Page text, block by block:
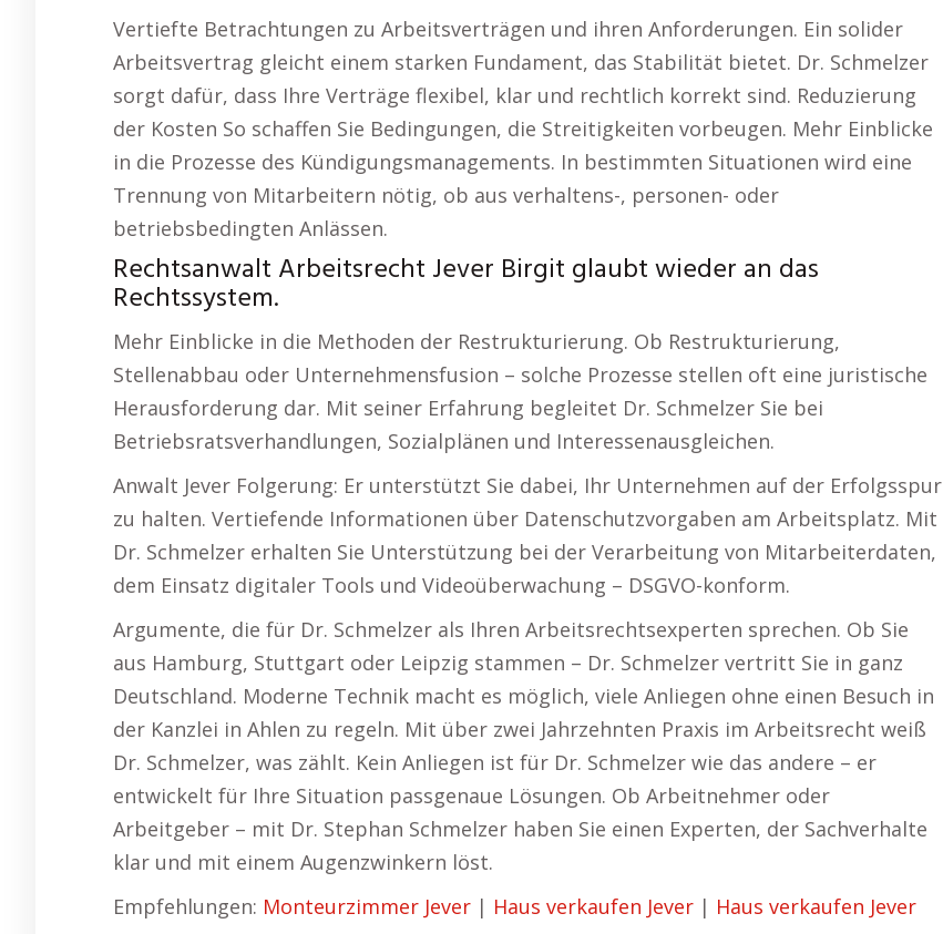
Vertiefte Betrachtungen zu Arbeitsverträgen und ihren Anforderungen. Ein solider
Arbeitsvertrag gleicht einem starken Fundament, das Stabilität bietet. Dr. Schmelzer
sorgt dafür, dass Ihre Verträge flexibel, klar und rechtlich korrekt sind. Reduzierung
der Kosten So schaffen Sie Bedingungen, die Streitigkeiten vorbeugen. Mehr Einblicke
in die Prozesse des Kündigungsmanagements. In bestimmten Situationen wird eine
Trennung von Mitarbeitern nötig, ob aus verhaltens-, personen- oder
betriebsbedingten Anlässen.
Rechtsanwalt Arbeitsrecht Jever Birgit glaubt wieder an das
Rechtssystem.
Mehr Einblicke in die Methoden der Restrukturierung. Ob Restrukturierung,
Stellenabbau oder Unternehmensfusion – solche Prozesse stellen oft eine juristische
Herausforderung dar. Mit seiner Erfahrung begleitet Dr. Schmelzer Sie bei
Betriebsratsverhandlungen, Sozialplänen und Interessenausgleichen.
Anwalt Jever Folgerung: Er unterstützt Sie dabei, Ihr Unternehmen auf der Erfolgsspur
zu halten. Vertiefende Informationen über Datenschutzvorgaben am Arbeitsplatz. Mit
Dr. Schmelzer erhalten Sie Unterstützung bei der Verarbeitung von Mitarbeiterdaten,
dem Einsatz digitaler Tools und Videoüberwachung – DSGVO-konform.
Argumente, die für Dr. Schmelzer als Ihren Arbeitsrechtsexperten sprechen. Ob Sie
aus Hamburg, Stuttgart oder Leipzig stammen – Dr. Schmelzer vertritt Sie in ganz
Deutschland. Moderne Technik macht es möglich, viele Anliegen ohne einen Besuch in
der Kanzlei in Ahlen zu regeln. Mit über zwei Jahrzehnten Praxis im Arbeitsrecht weiß
Dr. Schmelzer, was zählt. Kein Anliegen ist für Dr. Schmelzer wie das andere – er
entwickelt für Ihre Situation passgenaue Lösungen. Ob Arbeitnehmer oder
Arbeitgeber – mit Dr. Stephan Schmelzer haben Sie einen Experten, der Sachverhalte
klar und mit einem Augenzwinkern löst.
Empfehlungen: Monteurzimmer Jever | Haus verkaufen Jever | Haus verkaufen Jever